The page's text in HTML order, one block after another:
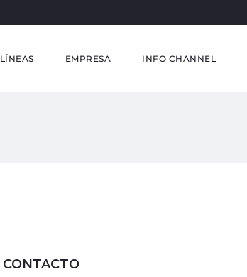
LÍNEAS EMPRESA INFO CHANNEL
CONTACTO